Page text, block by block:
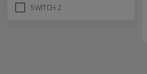
SWITCH 2
Refine by Marca: SWITCH 2